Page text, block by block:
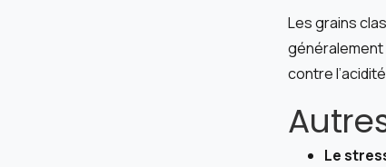
Les grains
généralement
contre
Le